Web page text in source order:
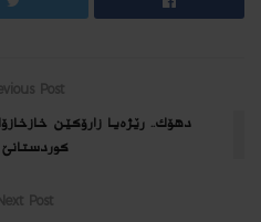
Post
دهۆك.. رێژه‌یا زارۆكێن
Post